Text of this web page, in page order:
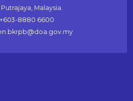
Malaysia.
+603-8880 6600